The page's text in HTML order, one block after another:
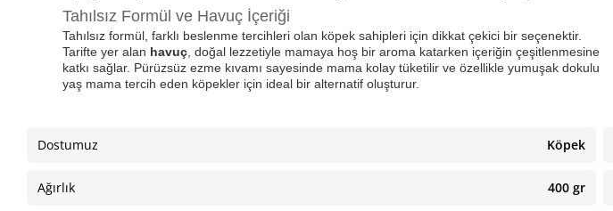
Tahılsız Formül ve Havuç İçeriği
Tahılsız formül, farklı beslenme tercihleri olan köpek sahipleri için dikkat çekici bir seçenektir.
Tarifte yer alan havuç , doğal lezzetiyle mamaya hoş bir aroma katarken içeriğin çeşitlenmesine
katkı sağlar. Pürüzsüz ezme kıvamı sayesinde mama kolay tüketilir ve özellikle yumuşak dokulu
yaş mama tercih eden köpekler için ideal bir alternatif oluşturur.
Dostumuz Köpek
Ağırlık 400 gr